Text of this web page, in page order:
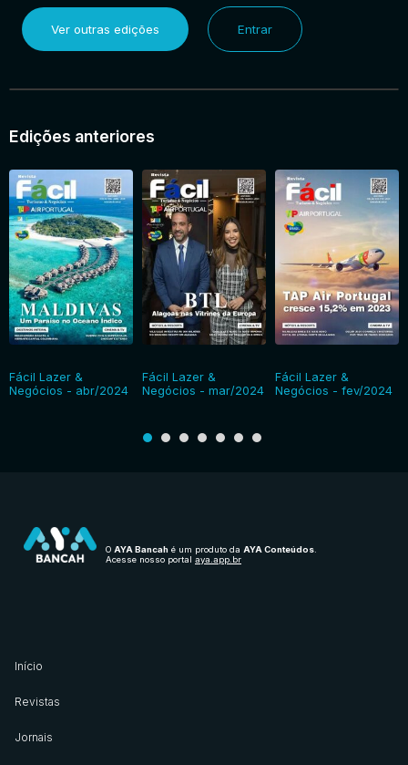
Ver outras edições Entrar
Edições anteriores
Fácil Lazer &
Negócios - abr/2024
Fácil Lazer &
Negócios - mar/2024
Fácil Lazer &
Negócios - fev/2024
O AYA Bancah é um produto da AYA Conteúdos.
Acesse nosso portal aya.app.br
Início
Revistas
Jornais